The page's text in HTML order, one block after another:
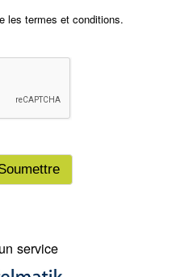
mettre ou mettre vos biens à
et ayant droits ne
pouvant découler, directement
employés et ayant
les termes et conditions.
un service